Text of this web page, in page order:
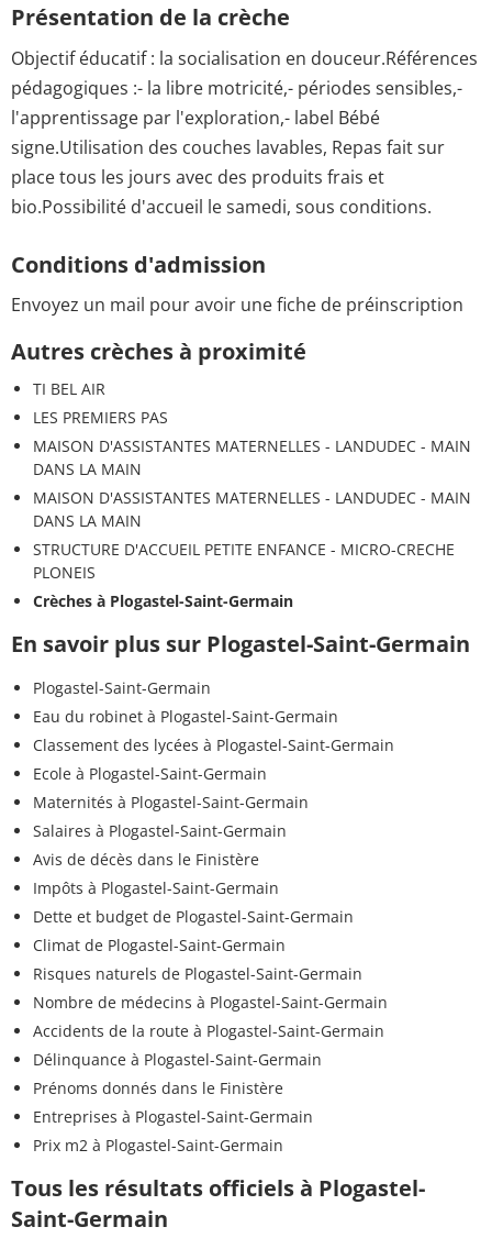
Présentation de la crèche
Objectif éducatif : la socialisation en douceur.Références
pédagogiques :- la libre motricité,- périodes sensibles,-
l'apprentissage par l'exploration,- label Bébé
signe.Utilisation des couches lavables, Repas fait sur
place tous les jours avec des produits frais et
bio.Possibilité d'accueil le samedi, sous conditions.
Conditions d'admission
Envoyez un mail pour avoir une fiche de préinscription
Autres crèches à proximité
TI BEL AIR
LES PREMIERS PAS
MAISON D'ASSISTANTES MATERNELLES - LANDUDEC - MAIN
DANS LA MAIN
MAISON D'ASSISTANTES MATERNELLES - LANDUDEC - MAIN
DANS LA MAIN
STRUCTURE D'ACCUEIL PETITE ENFANCE - MICRO-CRECHE
PLONEIS
Crèches à Plogastel-Saint-Germain
En savoir plus sur Plogastel-Saint-Germain
Plogastel-Saint-Germain
Eau du robinet à Plogastel-Saint-Germain
Classement des lycées à Plogastel-Saint-Germain
Ecole à Plogastel-Saint-Germain
Maternités à Plogastel-Saint-Germain
Salaires à Plogastel-Saint-Germain
Avis de décès dans le Finistère
Impôts à Plogastel-Saint-Germain
Dette et budget de Plogastel-Saint-Germain
Climat de Plogastel-Saint-Germain
Risques naturels de Plogastel-Saint-Germain
Nombre de médecins à Plogastel-Saint-Germain
Accidents de la route à Plogastel-Saint-Germain
Délinquance à Plogastel-Saint-Germain
Prénoms donnés dans le Finistère
Entreprises à Plogastel-Saint-Germain
Prix m2 à Plogastel-Saint-Germain
Tous les résultats officiels à Plogastel-
Saint-Germain